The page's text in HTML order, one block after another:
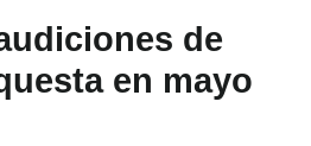
de
en mayo